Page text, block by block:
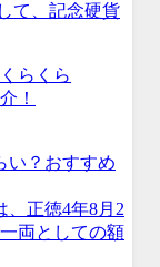
て、記念硬貨
い？おすすめ
、正徳4年8月2
両としての額